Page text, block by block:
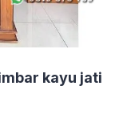
kayu jati